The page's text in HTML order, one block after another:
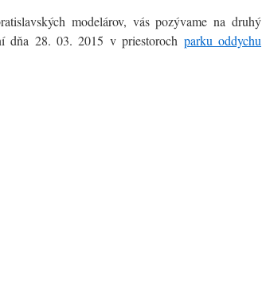
modelárov, vás pozývame na druhý
dňa 28. 03. 2015 v priestoroch parku oddychu